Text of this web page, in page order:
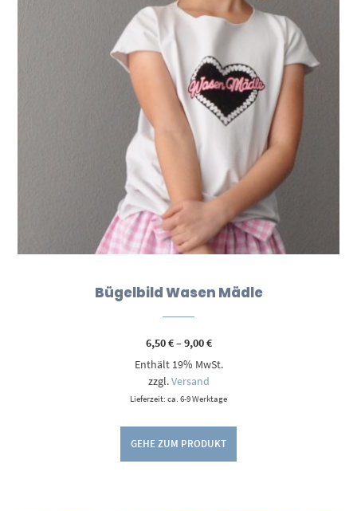
Bügelbild Wasen Mädle
6,50€–9,00€Preisspanne:
bis
Enthält 19% MwSt.
zzgl.Versand
Lieferzeit: ca. 6-9 Werktage
GEHE ZUM PRODUKT